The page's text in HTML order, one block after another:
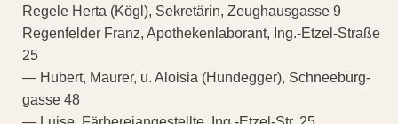
Regele Herta (Kögl), Sekretärin, Zeughausgasse 9
Regenfelder Franz, Apothekenlaborant, Ing.-Etzel-Straße
25
— Hubert, Maurer, u. Aloisia (Hundegger), Schneeburg-
gasse 48